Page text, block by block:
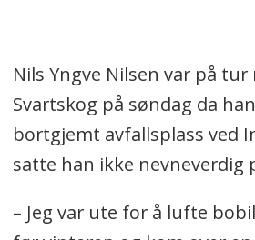
Nils Yngve Nilsen var på
Svartskog på søndag da
bortgjemt avfallsplass ved
satte han ikke nevneverdig
– Jeg var ute for å lufte